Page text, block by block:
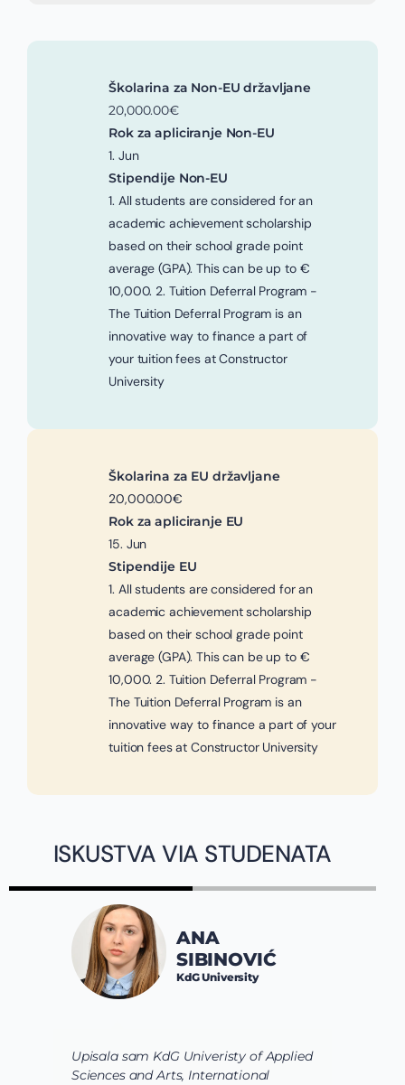
Školarina za Non-EU državljane
20,000.00€
Rok za apliciranje Non-EU
1. Jun
Stipendije Non-EU
1. All students are considered for an
academic achievement scholarship
based on their school grade point
average (GPA). This can be up to €
10,000. 2. Tuition Deferral Program -
The Tuition Deferral Program is an
innovative way to finance a part of
your tuition fees at Constructor
University
Školarina za EU državljane
20,000.00€
Rok za apliciranje EU
15. Jun
Stipendije EU
1. All students are considered for an
academic achievement scholarship
based on their school grade point
average (GPA). This can be up to €
10,000. 2. Tuition Deferral Program -
The Tuition Deferral Program is an
innovative way to finance a part of your
tuition fees at Constructor University
ISKUSTVA VIA STUDENATA
Upisala sam KdG Univeristy of Applied
Sciences and Arts, International
ANA
SIBINOVIĆ
KdG University